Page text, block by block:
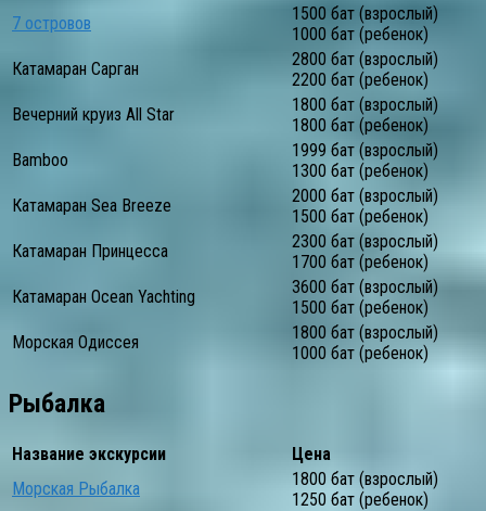
7 островов
1500 бат (взрослый)
1000 бат (ребенок)
Катамаран Сарган
2800 бат (взрослый)
2200 бат (ребенок)
Вечерний круиз All Star
1800 бат (взрослый)
1800 бат (ребенок)
Bamboo
1999 бат (взрослый)
1300 бат (ребенок)
Катамаран Sea Breeze
2000 бат (взрослый)
1500 бат (ребенок)
Катамаран Принцесса
2300 бат (взрослый)
1700 бат (ребенок)
Катамаран Ocean Yachting
3600 бат (взрослый)
1500 бат (ребенок)
Морская Одиссея
1800 бат (взрослый)
1000 бат (ребенок)
Рыбалка
Название экскурсии
Цена
Морская Рыбалка
1800 бат (взрослый)
1250 бат (ребенок)